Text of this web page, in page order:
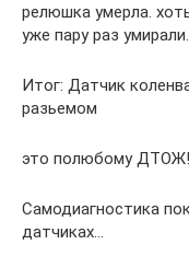
релюшка умерла.
уже пару раз
Итог: Датчик
разьемом
это полюбому ДТОЖ!
Самодиагностика
датчиках…